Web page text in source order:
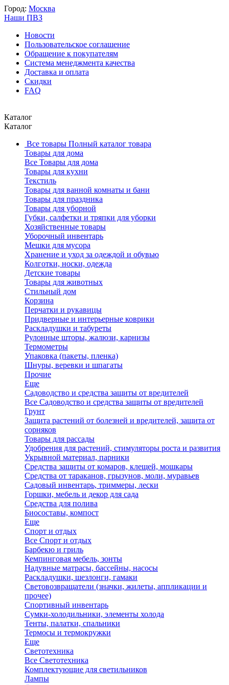
Город: Москва
Наши ПВЗ
Новости
Пользовательское соглашение
Обращение к покупателям
Система менеджмента качества
Доставка и оплата
Скидки
FAQ
Каталог
Каталог
Все товары Полный каталог товара
Товары для дома
Все Товары для дома
Товары для кухни
Текстиль
Товары для ванной комнаты и бани
Товары для праздника
Товары для уборной
Губки, салфетки и тряпки для уборки
Хозяйственные товары
Уборочный инвентарь
Мешки для мусора
Хранение и уход за одеждой и обувью
Колготки, носки, одежда
Детские товары
Товары для животных
Стильный дом
Корзина
Перчатки и рукавицы
Придверные и интерьерные коврики
Раскладушки и табуреты
Рулонные шторы, жалюзи, карнизы
Термометры
Упаковка (пакеты, пленка)
Шнуры, веревки и шпагаты
Прочие
Еще
Садоводство и средства защиты от вредителей
Все Садоводство и средства защиты от вредителей
Грунт
Защита растений от болезней и вредителей, защита от
сорняков
Товары для рассады
Удобрения для растений, стимуляторы роста и развития
Укрывной материал, парники
Средства защиты от комаров, клещей, мошкары
Средства от тараканов, грызунов, моли, муравьев
Садовый инвентарь, триммеры, лески
Горшки, мебель и декор для сада
Средства для полива
Биосоставы, компост
Еще
Спорт и отдых
Все Спорт и отдых
Барбекю и гриль
Кемпинговая мебель, зонты
Надувные матрасы, бассейны, насосы
Раскладушки, шезлонги, гамаки
Световозвращатели (значки, жилеты, аппликации и
прочее)
Спортивный инвентарь
Сумки-холодильники, элементы холода
Тенты, палатки, спальники
Термосы и термокружки
Еще
Светотехника
Все Светотехника
Комплектующие для светильников
Лампы